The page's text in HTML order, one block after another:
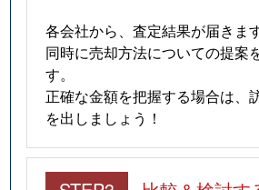
各会社から、査定結果が届きます
同時に売却方法についての提案
す。
正確な金額を把握する場合は、
を出しましょう！